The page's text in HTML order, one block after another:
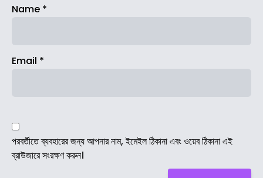
Name *
Email *
পরবর্তীতে ব্যবহারের জন্য আপনার নাম, ইমেইল ঠিকানা এবং ওয়েব ঠিকানা এই
ব্রাউজারে সংরক্ষণ করুন।